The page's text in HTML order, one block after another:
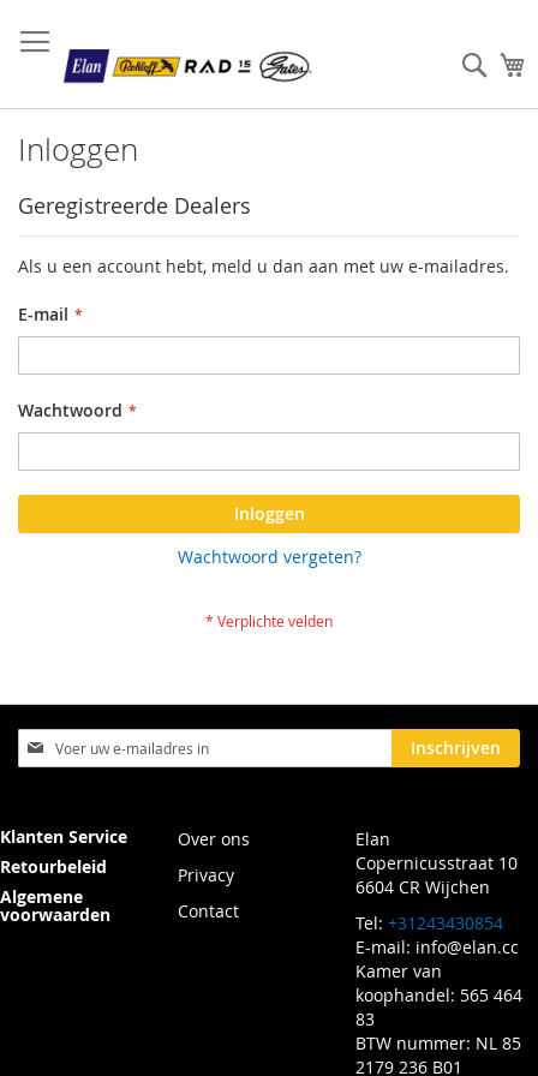
Inloggen
Geregistreerde Dealers
Als u een account hebt, meld u dan aan met uw e-mailadres.
E-mail
Wachtwoord
Inloggen
Wachtwoord vergeten?
Abonneer
u
nieuwsbrief
Inschrijven
Klanten Service
Retourbeleid
Algemene
voorwaarden
Over ons
Privacy
Contact
Elan
Copernicusstraat 10
6604 CR Wijchen
Tel: +31243430854
E-mail: info@elan.cc
Kamer van
koophandel: 565 464
83
BTW nummer: NL 85
2179 236 B01